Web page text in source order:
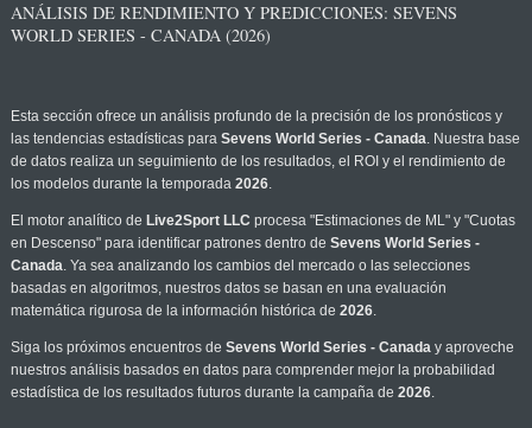
ANÁLISIS DE RENDIMIENTO Y PREDICCIONES: SEVENS
WORLD SERIES - CANADA (2026)
Esta sección ofrece un análisis profundo de la precisión de los pronósticos y
las tendencias estadísticas para Sevens World Series - Canada. Nuestra base
de datos realiza un seguimiento de los resultados, el ROI y el rendimiento de
los modelos durante la temporada 2026.
El motor analítico de Live2Sport LLC procesa "Estimaciones de ML" y "Cuotas
en Descenso" para identificar patrones dentro de Sevens World Series -
Canada. Ya sea analizando los cambios del mercado o las selecciones
basadas en algoritmos, nuestros datos se basan en una evaluación
matemática rigurosa de la información histórica de 2026.
Siga los próximos encuentros de Sevens World Series - Canaday aproveche
nuestros análisis basados en datos para comprender mejor la probabilidad
estadística de los resultados futuros durante la campaña de 2026.